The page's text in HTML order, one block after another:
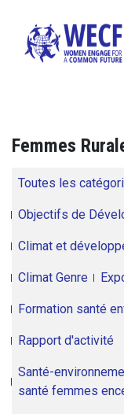
Femmes
Toutes les
Objectifs de
Climat et
Climat Genre
Formation santé
Rapport d'activité
Santé-
santé femmes